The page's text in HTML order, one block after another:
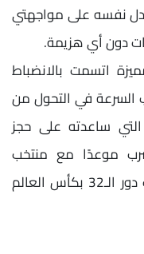
نفسه على مواجهتي
دون أي هزيمة.
اتسمت بالانضباط
السرعة في التحول من
ساعدته على حجز
موعدًا مع منتخب
البرازيل في واحدة من أقوى مباريات دور الـ32 بكأس العالم